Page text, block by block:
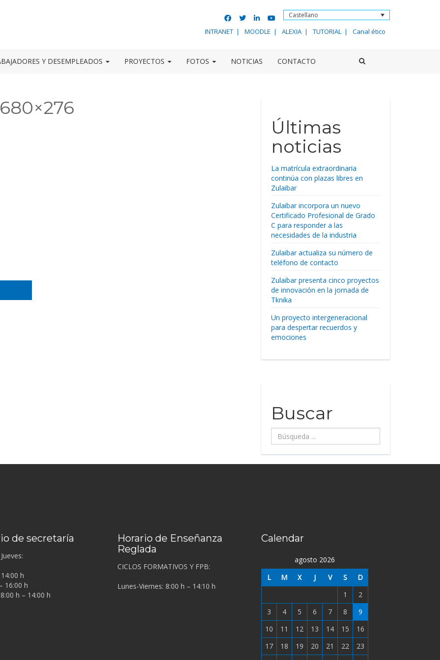
Castellano
INTRANET MOODLE ALEXIA TUTORIAL Canal ético
Y DESEMPLEADOS PROYECTOS FOTOS NOTICIAS CONTACTO
Últimas
noticias
La matrícula extraordinaria
continúa con plazas libres en
Zulaibar
Zulaibar incorpora un nuevo
Certificado Profesional de Grado
C para responder a las
necesidades de la industria
Zulaibar actualiza su número de
teléfono de contacto
Zulaibar presenta cinco proyectos
de innovación en la jornada de
Tknika
Un proyecto intergeneracional
para despertar recuerdos y
emociones
Buscar
Búsqueda
...
de secretaría
h
16:00 h
h – 14:00 h
Horario de Enseñanza
Reglada
CICLOS FORMATIVOS Y FPB:
Lunes-Viernes: 8:00 h – 14:10 h
Calendar
agosto 2026
L
M X J V S
D
1
2
3
4 5 6 7 8
9
10
11 12 13 14 15
16
17
18 19 20 21 22
23